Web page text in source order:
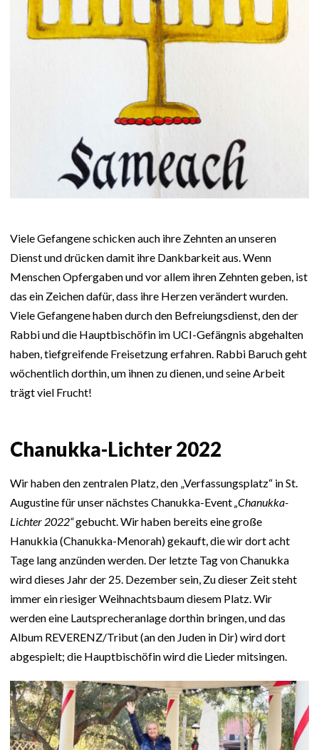
Viele Gefangene schicken auch ihre Zehnten an unseren
Dienst und drücken damit ihre Dankbarkeit aus. Wenn
Menschen Opfergaben und vor allem ihren Zehnten geben, ist
das ein Zeichen dafür, dass ihre Herzen verändert wurden.
Viele Gefangene haben durch den Befreiungsdienst, den der
Rabbi und die Hauptbischöfin im UCI-Gefängnis abgehalten
haben, tiefgreifende Freisetzung erfahren. Rabbi Baruch geht
wöchentlich dorthin, um ihnen zu dienen, und seine Arbeit
trägt viel Frucht!
Chanukka-Lichter 2022
Wir haben den zentralen Platz, den „Verfassungsplatz“ in St.
Augustine für unser nächstes Chanukka-Event„Chanukka-
Lichter 2022“gebucht. Wir haben bereits eine große
Hanukkia (Chanukka-Menorah) gekauft, die wir dort acht
Tage lang anzünden werden. Der letzte Tag von Chanukka
wird dieses Jahr der 25. Dezember sein, Zu dieser Zeit steht
immer ein riesiger Weihnachtsbaum diesem Platz. Wir
werden eine Lautsprecheranlage dorthin bringen, und das
Album REVERENZ/Tribut (an den Juden in Dir) wird dort
abgespielt; die Hauptbischöfin wird die Lieder mitsingen.